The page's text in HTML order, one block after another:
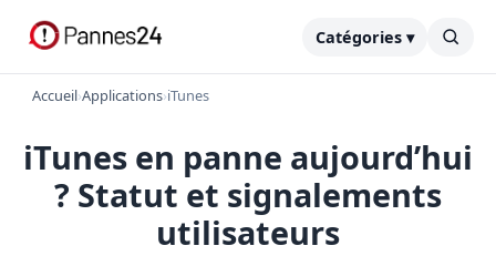
Catégories ▾
Accueil›Applications›iTunes
iTunes en panne aujourd’hui
? Statut et signalements
utilisateurs